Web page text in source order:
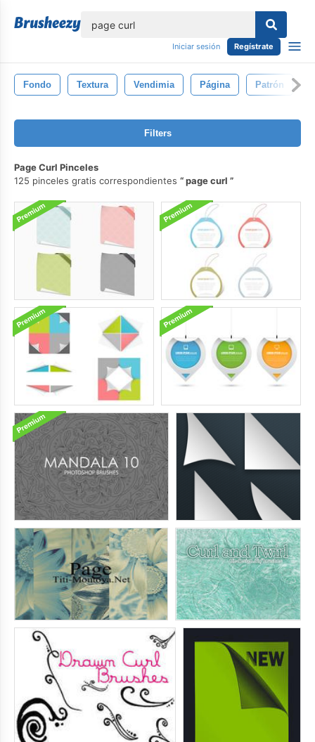
Iniciar sesión Regístrate
Fondo Textura Vendimia Página Patrón
Filters
Page Curl Pinceles
125 pinceles gratis correspondientes
page curl